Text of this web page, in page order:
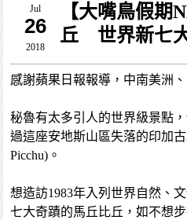
Jul
26
2018
【大嘴鳥假期
丘 世界新七大
感謝蘋果日報報導，中南美洲
秘魯有太多引人的世界級景點
過這座安地斯山區失落的印加
Picchu)。
想造訪1983年入列世界自然、
七大奇蹟的馬丘比丘，如不想